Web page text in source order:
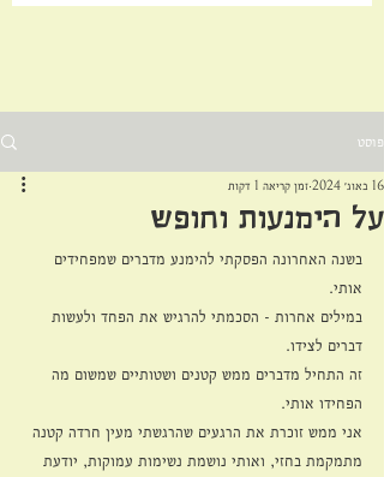
פוסט
על הימנעות וחופש
16 באוג׳ 2024 זמן קריאה 1 דקות
בשנה האחרונה הפסקתי להימנע מדברים שמפחידים
אותי.
במילים אחרות - הסכמתי להרגיש את הפחד ולעשות
דברים לצידו.
זה התחיל מדברים ממש קטנים ושטותיים שמשום מה
הפחידו אותי.
אני ממש זוכרת את הרגעים שהרגשתי מעין חרדה קטנה
מתמקמת בחזי, ואותי נושמת נשימות עמוקות, יודעת